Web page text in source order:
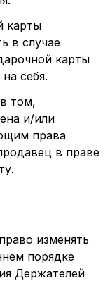
карты
в случае
карты
себя.
том,
и/или
права
в праве
изменять
порядке
Держателей